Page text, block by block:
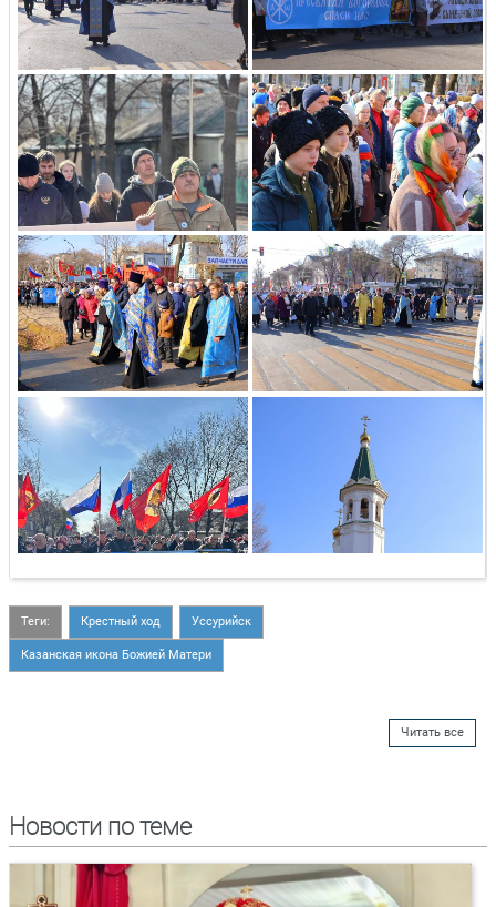
Теги: Крестный ход Уссурийск
Казанская икона Божией Матери
Читать все
Новости по теме